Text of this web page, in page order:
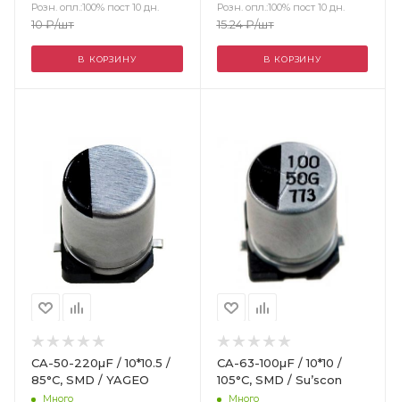
Розн. опл.:100% пост 10 дн.
10₽/шт
В КОРЗИНУ
Розн. опл.:100% пост 10 дн.
15.24₽/шт
В КОРЗИНУ
CA-50-220µF / 10*10.5 /
85°C, SMD / YAGEO
Много
CA-63-100µF / 10*10 /
105°C, SMD / Su’scon
Много